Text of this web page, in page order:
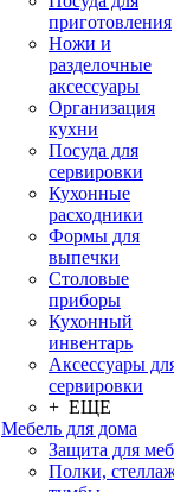
приготовления
Ножи и
разделочные
аксессуары
Организация
кухни
Посуда для
сервировки
Кухонные
расходники
Формы для
выпечки
Столовые
приборы
Кухонный
инвентарь
Аксессуары
сервировки
+ ЕЩЕ
Мебель для дома
Защита для
Полки,